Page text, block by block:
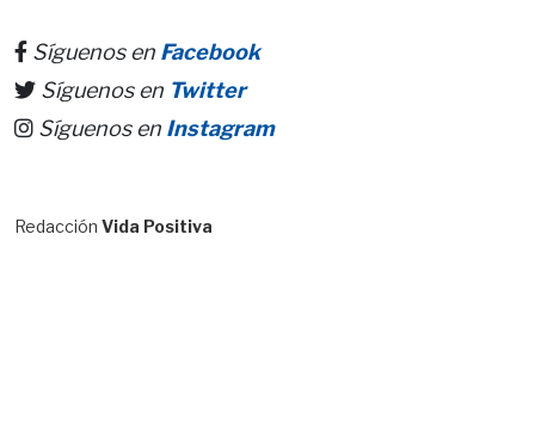
Síguenos en Facebook
Síguenos en Twitter
Síguenos en Instagram
Redacción Vida Positiva